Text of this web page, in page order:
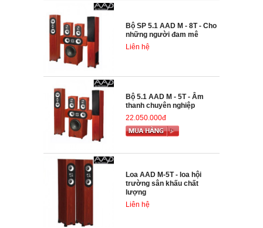
Bộ SP 5.1 AAD M - 8T - Cho
những người đam mê
Liên hệ
Bộ 5.1 AAD M - 5T - Âm
thanh chuyên nghiệp
22.050.000đ
Loa AAD M-5T - loa hội
trường sân khấu chất
lượng
Liên hệ